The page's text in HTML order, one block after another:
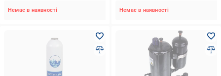
Немає в наявності Немає в наявності